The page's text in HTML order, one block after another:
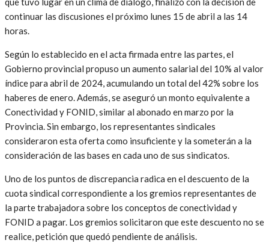
continuar las discusiones el próximo lunes 15 de abril a las 14
horas.
Según lo establecido en el acta firmada entre las partes, el
Gobierno provincial propuso un aumento salarial del 10% al valor
índice para abril de 2024, acumulando un total del 42% sobre los
haberes de enero. Además, se aseguró un monto equivalente a
Conectividad y FONID, similar al abonado en marzo por la
Provincia. Sin embargo, los representantes sindicales
consideraron esta oferta como insuficiente y la someterán a la
consideración de las bases en cada uno de sus sindicatos.
Uno de los puntos de discrepancia radica en el descuento de la
cuota sindical correspondiente a los gremios representantes de
la parte trabajadora sobre los conceptos de conectividad y
FONID a pagar. Los gremios solicitaron que este descuento no se
realice, petición que quedó pendiente de análisis.